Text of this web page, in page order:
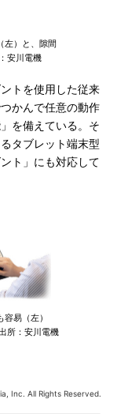
左）と、隙間
安川電機
トを使用した従来
かんで任意の動作
を備えている。そ
タブレット端末型
ト」にも対応して
易（左）
所：安川電機
Inc. All Rights Reserved.